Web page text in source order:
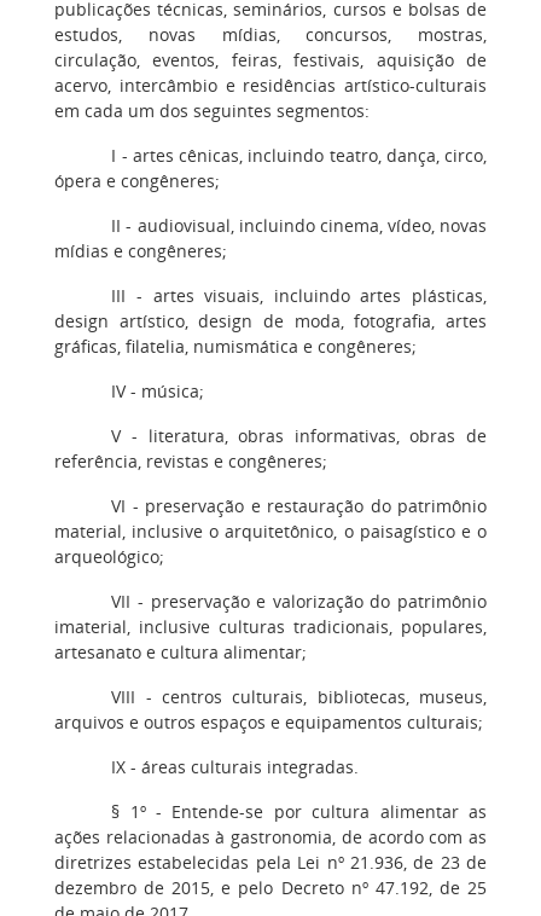
publicações técnicas, seminários, cursos e bolsas de
estudos, novas mídias, concursos, mostras,
circulação, eventos, feiras, festivais, aquisição de
acervo, intercâmbio e residências artístico-culturais
em cada um dos seguintes segmentos:
I - artes cênicas, incluindo teatro, dança, circo,
ópera e congêneres;
II - audiovisual, incluindo cinema, vídeo, novas
mídias e congêneres;
III - artes visuais, incluindo artes plásticas,
design artístico, design de moda, fotografia, artes
gráficas, filatelia, numismática e congêneres;
IV - música;
V - literatura, obras informativas, obras de
referência, revistas e congêneres;
VI - preservação e restauração do patrimônio
material, inclusive o arquitetônico, o paisagístico e o
arqueológico;
VII - preservação e valorização do patrimônio
imaterial, inclusive culturas tradicionais, populares,
artesanato e cultura alimentar;
VIII - centros culturais, bibliotecas, museus,
arquivos e outros espaços e equipamentos culturais;
IX - áreas culturais integradas.
§ 1º - Entende-se por cultura alimentar as
ações relacionadas à gastronomia, de acordo com as
diretrizes estabelecidas pela Lei nº 21.936, de 23 de
dezembro de 2015, e pelo Decreto nº 47.192, de 25